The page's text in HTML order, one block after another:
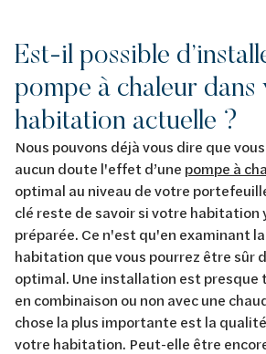
Est-il possible
pompe à chaleur dans
habitation actuelle ?
Nous pouvons déjà vous dire que
aucun doute l'effet d’une pompe à
optimal au niveau de votre
clé reste de savoir si votre
préparée. Ce n'est qu'en examinant
habitation que vous pourrez être sûr
optimal. Une installation est presque
en combinaison ou non avec une
chose la plus importante est la
votre habitation. Peut-elle être